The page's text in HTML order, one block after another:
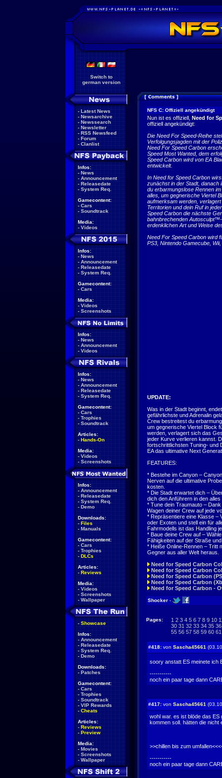
Switch to
german version
- Latest News
- Newsarchive
- Newssearch
- Newsletter
- RSS Newsfeed
- Forum
- Clanlist
Infos:
- News
- Announcement
- Releasedate
- System Req.
Gamecontent:
- Cars
- Soundtrack
Media:
- Videos
Infos:
- News
- Announcement
- Releasedate
- System Req.
Gamecontent:
- Cars
Media:
- Videos
- Screenshots
Infos:
- News
- Announcement
- Videos
Infos:
- News
- Announcement
- Releasedate
- System Req.
Gamecontent:
- Cars
- Trophies
- Soundtrack
Articles:
- Hands-On
Media:
- Videos
- Screenshots
Infos:
- Announcement
- Releasedate
- System Req.
- Demo
Downloads:
- Files
- Manuals
Gamecontent:
- Cars
- Trophies
- DLCs
Articles:
- Reviews
Media:
- Videos
- Screenshots
- Wallpaper
- Showcase
Infos:
- Announcement
- Releasedate
- System Req.
- Demo
Downloads:
- Patches
Gamecontent:
- Cars
- Trophies
- Soundtrack
- VIP Rewards
- Cheats
Articles:
- Reviews
- Preview
Media:
- Movies
- Screenshots
- Wallpaper
NFS C: Offiziell angekündigt
Nun ist es offiziell, Need for
offiziell angekündigt:
Die Need For Speed-Reihe
Verfolgungsjagden mit der
Need For Speed Carbon
Speed Most Wanted, dem
Speed Carbon wird von EA
entwickelt.
In Need for Speed Carbon
zunächst in der Stadt, danach
du erbarmungslose Rennen
alles, um gegnerische Viertel
aufmerksam werden,
Territorien und dein Ruf in
Speed Carbon die nächste
bahnbrechenden
erdenklichen Art und Weise
Need For Speed Carbon wird
PS3, Nintendo Gamecube,
UPDATE:
Was in der Stadt beginnt,
gefährlichste und Adrenalin
Crew bestreitest du
um gegnerische Viertel Block
werden, verlagert sich das
jeder Kurve verlieren kannst.
fortschrittlichsten Tuning- und
EA das ultimative Next
FEATURES:
* Bestehe im Canyon –
Nerven auf die ultimative
kosten.
* Die Stadt erwartet dich –
dich den Anführern in den
* Tune dein Traumauto –
Wagen deiner Crew auf jede
* Repräsentiere eine Klasse –
oder Exoten und stell ein für
Fahrmodells ist das Handling
* Baue deine Crew auf –
Fähigkeiten auf der Straße
* Heiße Online-Rennen – Tritt
Gegner aus aller Welt heraus.
Need for Speed Carbon
Need for Speed Carbon
Need for Speed Carbon
Need for Speed Carbon
Need for Speed Carbon -
Shocker -
Pages: 1 2 3 4 5 6 7 8 9 10
30 31 32 33 34 35 36
55 56 57 58 59 60 61
#418: von Sascha45661
soory anstatt ES meinete ich
-----------
noch ein paar tage dann
#417: von Sascha45661
wohl war. es ist blöde das
kommen soll. hätten die
>>chillen bis zum
-----------
noch ein paar tage dann